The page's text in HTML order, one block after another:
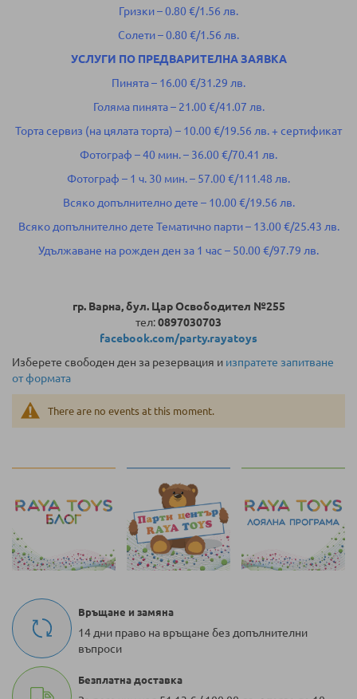
Гризки – 0.80 €/1.56 лв.
Солети – 0.80 €/1.56 лв.
УСЛУГИ ПО ПРЕДВАРИТЕЛНА ЗАЯВКА
Пинята – 16.00 €/31.29 лв.
Голяма пинята – 21.00 €/41.07 лв.
Торта сервиз (на цялата торта) – 10.00 €/19.56 лв. + сертификат
Фотограф – 40 мин. – 36.00 €/70.41 лв.
Фотограф – 1 ч. 30 мин. – 57.00 €/111.48 лв.
Всяко допълнително дете – 10.00 €/19.56 лв.
Всяко допълнително дете Тематично парти – 13.00 €/25.43 лв.
Удължаване на рожден ден за 1 час – 50.00 €/97.79 лв.
гр. Варна, бул. Цар Освободител №255
тел:0897030703
facebook.com/party.rayatoys
Изберете свободен ден за резервация и изпратете запитване
от формата
There are no events at this moment.
Връщане и замяна
14 дни право на връщане без допълнителни
въпроси
Безплатна доставка